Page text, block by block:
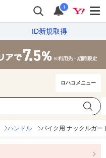
i
ID新規取得
ロハコメニュー
ガード 対象商品
ハンドル バイク用 ナックルガー